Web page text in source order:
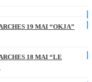
19 MAI “OKJA”
18 MAI “LE